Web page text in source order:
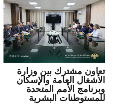
تعاون مشترك بين وزارة
الأشغال العامة والإسكان
وبرنامج الأمم المتحدة
للمستوطنات البشرية